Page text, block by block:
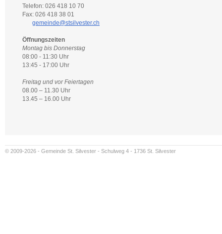
Telefon: 026 418 10 70
Fax: 026 418 38 01
gemeinde@stsilvester.ch
Öffnungszeiten
Montag bis Donnerstag
08:00 - 11:30 Uhr
13:45 - 17:00 Uhr
Freitag und vor Feiertagen
08.00 – 11.30 Uhr
13.45 – 16.00 Uhr
© 2009-2026 - Gemeinde St. Silvester - Schulweg 4 - 1736 St. Silvester